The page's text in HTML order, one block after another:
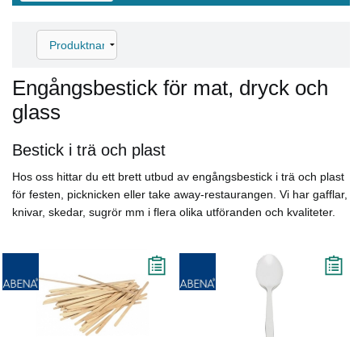
Engångsbestick för mat, dryck och
glass
Bestick i trä och plast
Hos oss hittar du ett brett utbud av engångsbestick i trä och plast
för festen, picknicken eller take away-restaurangen. Vi har gafflar,
knivar, skedar, sugrör mm i flera olika utföranden och kvaliteter.